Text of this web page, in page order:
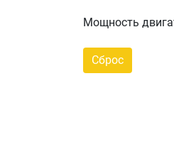
Мощность